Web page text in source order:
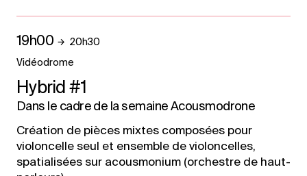
Hybrid #1
Dans le cadre de la semaine Acousmodrone
19h00 20h30
Vidéodrome
Création de pièces mixtes composées pour
violoncelle seul et ensemble de violoncelles,
spatialisées sur acousmonium (orchestre de haut-